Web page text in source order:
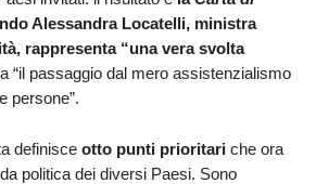
Alessandra Locatelli, ministra
rappresenta “una vera svolta
“il passaggio dal mero assistenzialismo
persone”.
definisce otto punti prioritari che ora
politica dei diversi Paesi. Sono